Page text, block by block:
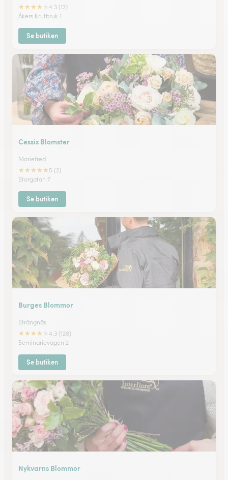
★★★★
4.3 (12)
Åkers Krutbruk 1
Se butiken
Cessis Blomster
Mariefred
★★★★★ 5 (2)
Storgatan 7
Se butiken
Burges Blommor
Strängnäs
★★★★
4.3 (128)
Seminarievägen 2
Se butiken
Nykvarns Blommor